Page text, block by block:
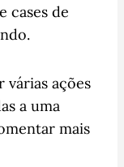
cases de
várias ações
a uma
mais